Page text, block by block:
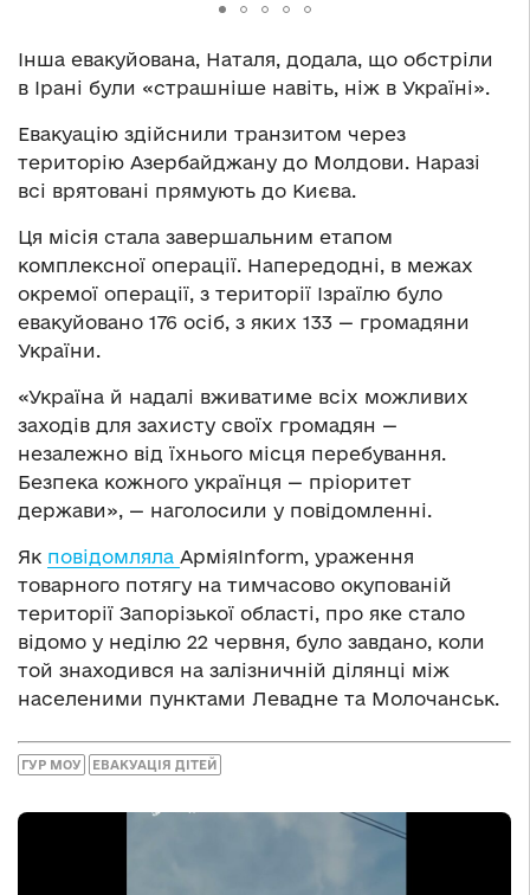
Інша евакуйована, Наталя, додала, що обстріли
в Ірані були «страшніше навіть, ніж в Україні».
Евакуацію здійснили транзитом через
територію Азербайджану до Молдови. Наразі
всі врятовані прямують до Києва.
Ця місія стала завершальним етапом
комплексної операції. Напередодні, в межах
окремої операції, з території Ізраїлю було
евакуйовано 176 осіб, з яких 133 — громадяни
України.
«Україна й надалі вживатиме всіх можливих
заходів для захисту своїх громадян —
незалежно від їхнього місця перебування.
Безпека кожного українця — пріоритет
держави», — наголосили у повідомленні.
Як повідомляла АрміяInform, ураження
товарного потягу на тимчасово окупованій
території Запорізької області, про яке стало
відомо у неділю 22 червня, було завдано, коли
той знаходився на залізничній ділянці між
населеними пунктами Левадне та Молочанськ.
ГУР МОУ ЕВАКУАЦІЯ ДІТЕЙ